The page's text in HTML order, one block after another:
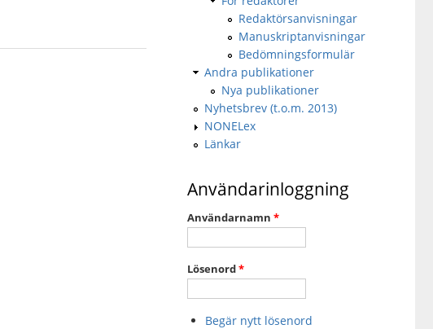
Redaktörsanvisningar
Manuskriptanvisningar
Bedömningsformulär
Andra publikationer
Nya publikationer
Nyhetsbrev (t.o.m. 2013)
NONELex
Länkar
Användarinloggning
Användarnamn *
Lösenord*
Begär nytt lösenord